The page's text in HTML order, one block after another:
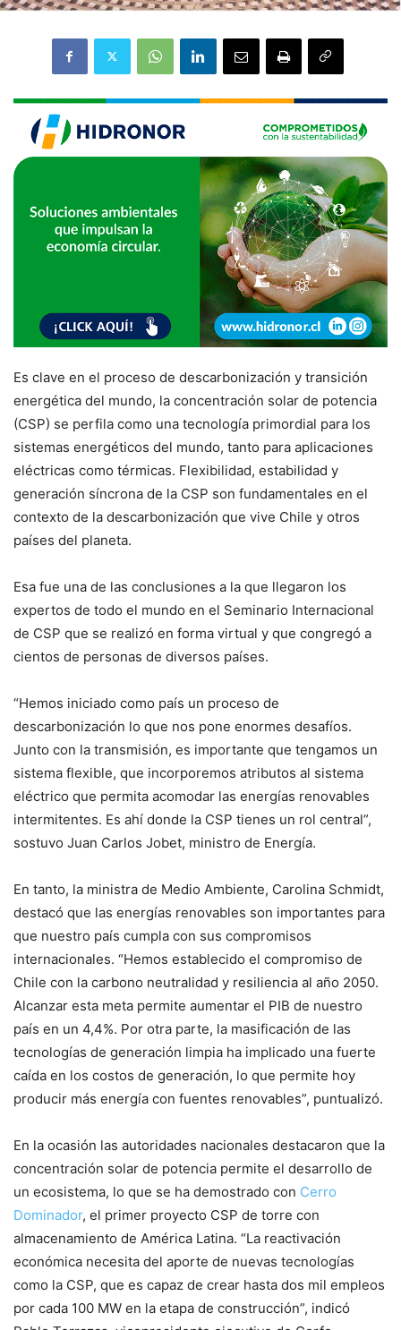
Es clave en el proceso de descarbonización y transición
energética del mundo, la concentración solar de potencia
(CSP) se perfila como una tecnología primordial para los
sistemas energéticos del mundo, tanto para aplicaciones
eléctricas como térmicas. Flexibilidad, estabilidad y
generación síncrona de la CSP son fundamentales en el
contexto de la descarbonización que vive Chile y otros
países del planeta.
Esa fue una de las conclusiones a la que llegaron los
expertos de todo el mundo en el Seminario Internacional
de CSP que se realizó en forma virtual y que congregó a
cientos de personas de diversos países.
“Hemos iniciado como país un proceso de
descarbonización lo que nos pone enormes desafíos.
Junto con la transmisión, es importante que tengamos un
sistema flexible, que incorporemos atributos al sistema
eléctrico que permita acomodar las energías renovables
intermitentes. Es ahí donde la CSP tienes un rol central”,
sostuvo Juan Carlos Jobet, ministro de Energía.
En tanto, la ministra de Medio Ambiente, Carolina Schmidt,
destacó que las energías renovables son importantes para
que nuestro país cumpla con sus compromisos
internacionales. “Hemos establecido el compromiso de
Chile con la carbono neutralidad y resiliencia al año 2050.
Alcanzar esta meta permite aumentar el PIB de nuestro
país en un 4,4%. Por otra parte, la masificación de las
tecnologías de generación limpia ha implicado una fuerte
caída en los costos de generación, lo que permite hoy
producir más energía con fuentes renovables”, puntualizó.
En la ocasión las autoridades nacionales destacaron que la
concentración solar de potencia permite el desarrollo de
un ecosistema, lo que se ha demostrado con Cerro
Dominador, el primer proyecto CSP de torre con
almacenamiento de América Latina. “La reactivación
económica necesita del aporte de nuevas tecnologías
como la CSP, que es capaz de crear hasta dos mil empleos
por cada 100 MW en la etapa de construcción”, indicó